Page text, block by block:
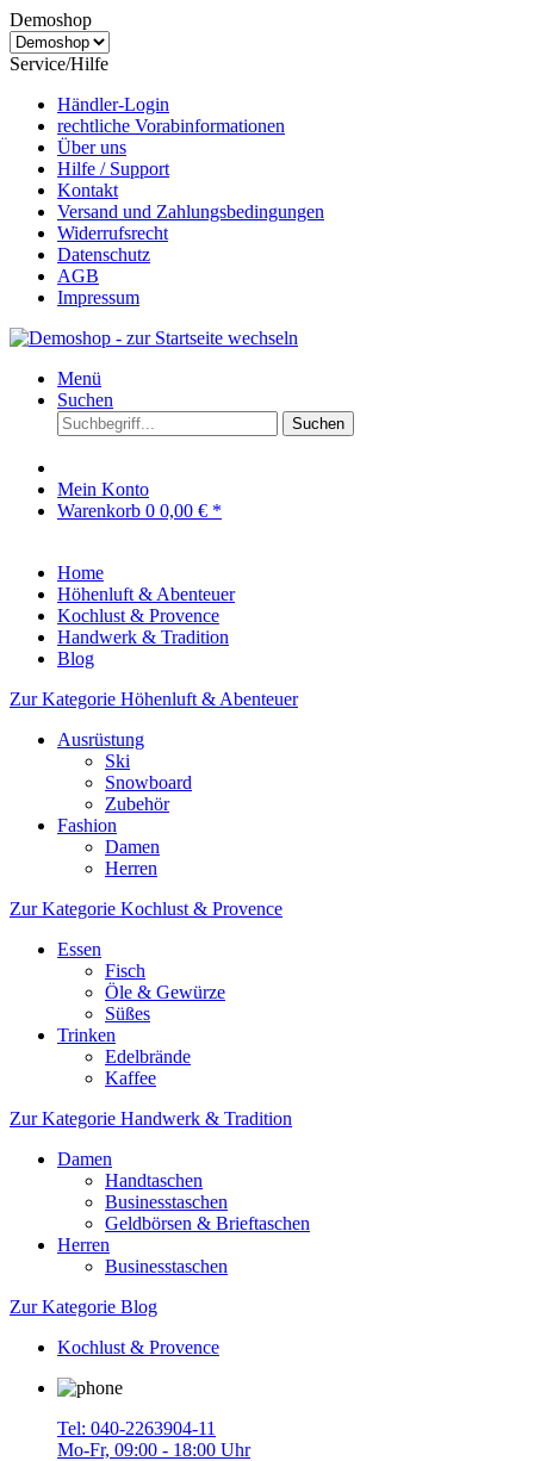
Demoshop
Service/Hilfe
Händler-Login
rechtliche Vorabinformationen
Über uns
Hilfe / Support
Kontakt
Versand und Zahlungsbedingungen
Widerrufsrecht
Datenschutz
AGB
Impressum
Menü
Suchen
Suchen
Mein Konto
Warenkorb 0 0,00 € *
Home
Höhenluft & Abenteuer
Kochlust & Provence
Handwerk & Tradition
Blog
Zur Kategorie Höhenluft & Abenteuer
Ausrüstung
Ski
Snowboard
Zubehör
Fashion
Damen
Herren
Zur Kategorie Kochlust & Provence
Essen
Fisch
Öle & Gewürze
Süßes
Trinken
Edelbrände
Kaffee
Zur Kategorie Handwerk & Tradition
Damen
Handtaschen
Businesstaschen
Geldbörsen & Brieftaschen
Herren
Businesstaschen
Zur Kategorie Blog
Kochlust & Provence
Tel: 040-2263904-11
Mo-Fr, 09:00 - 18:00 Uhr